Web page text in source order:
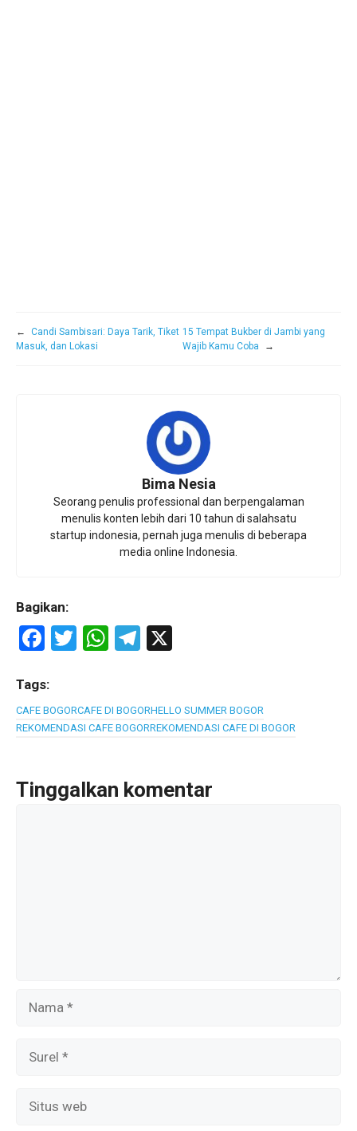
←
Candi Sambisari: Daya Tarik, Tiket
Masuk, dan Lokasi
15 Tempat Bukber di Jambi yang
Wajib Kamu Coba
→
Bima Nesia
Seorang penulis professional dan berpengalaman
menulis konten lebih dari 10 tahun di salahsatu
startup indonesia, pernah juga menulis di beberapa
media online Indonesia.
Bagikan:
F
ce
b
o
k
T
er
W
s
A
p
T
gr
a
Tags:
CAFE BOGORCAFE DI BOGORHELLO SUMMER BOGOR
REKOMENDASI CAFE BOGORREKOMENDASI CAFE DI BOGOR
Tinggalkan komentar